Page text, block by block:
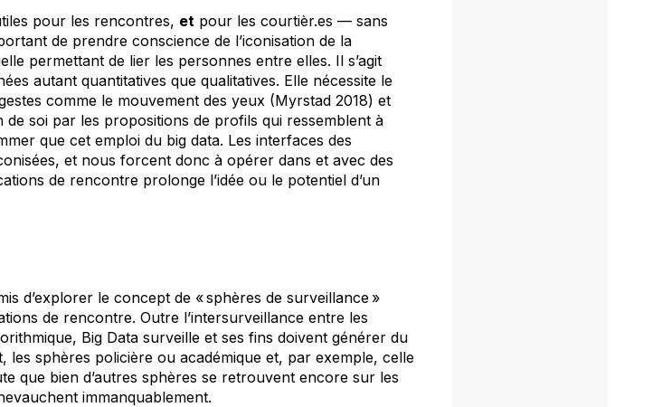
pour les rencontres, et pour les courtièr.es — sans
de prendre conscience de l’iconisation de la
permettant de lier les personnes entre elles. Il s’agit
autant quantitatives que qualitatives. Elle nécessite le
comme le mouvement des yeux (Myrstad 2018) et
soi par les propositions de profils qui ressemblent à
que cet emploi du big data. Les interfaces des
et nous forcent donc à opérer dans et avec des
de rencontre prolonge l’idée ou le potentiel d’un
d’explorer le concept de « sphères de surveillance »
de rencontre. Outre l’intersurveillance entre les
Big Data surveille et ses fins doivent générer du
sphères policière ou académique et, par exemple, celle
que bien d’autres sphères se retrouvent encore sur les
immanquablement.